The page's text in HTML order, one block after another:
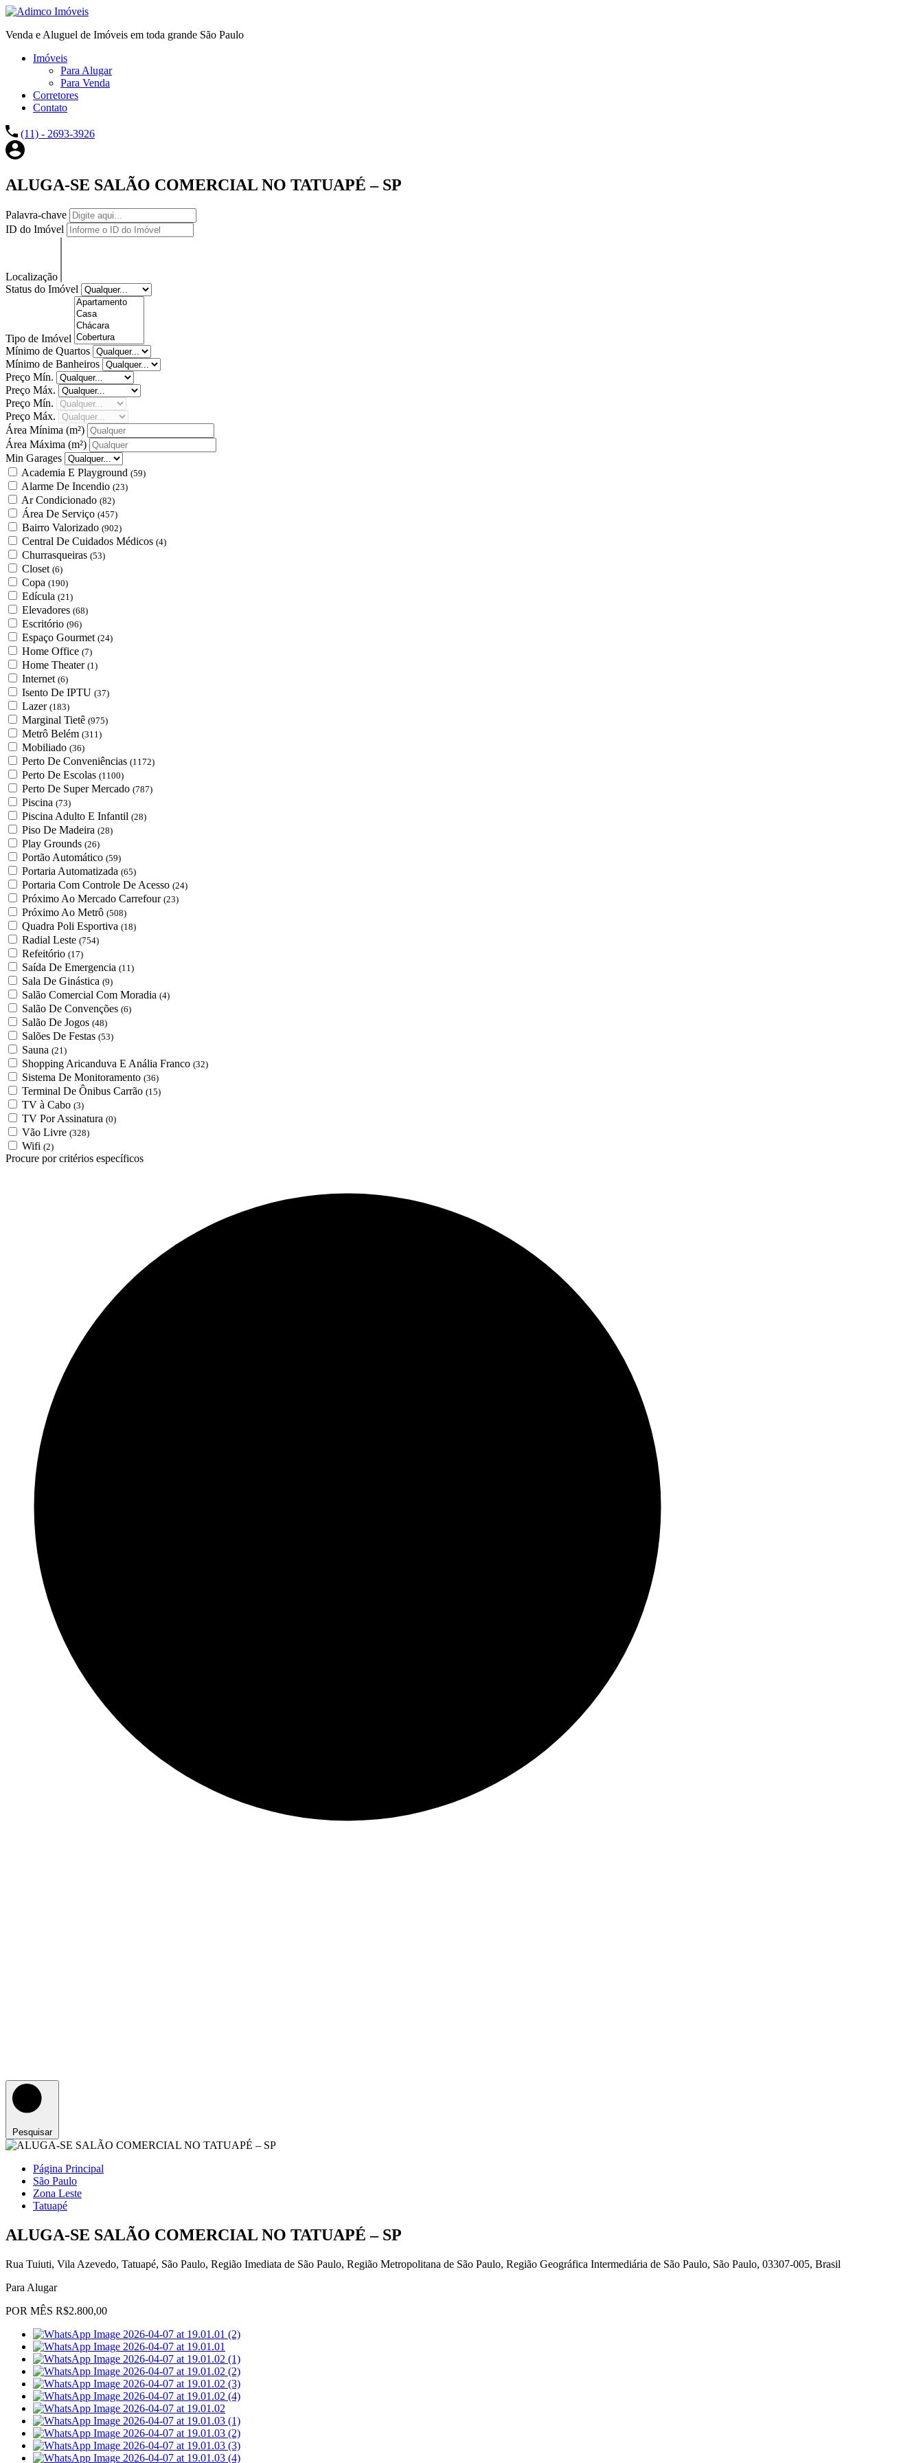
Venda e Aluguel de Imóveis em toda grande São Paulo
Imóveis
Para Alugar
Para Venda
Corretores
Contato
(11) - 2693-3926
ALUGA-SE SALÃO COMERCIAL NO TATUAPÉ – SP
Palavra-chave
ID do Imóvel
Localização
Status do Imóvel
Tipo de Imóvel
Mínimo de Quartos
Mínimo de Banheiros
Preço Mín.
Preço Máx.
Preço Mín.
Preço Máx.
Área Mínima (m²)
Área Máxima (m²)
Min Garages
Academia E Playground (59)
Alarme De Incendio (23)
Ar Condicionado (82)
Área De Serviço (457)
Bairro Valorizado (902)
Central De Cuidados Médicos (4)
Churrasqueiras (53)
Closet (6)
Copa (190)
Edícula (21)
Elevadores (68)
Escritório (96)
Espaço Gourmet (24)
Home Office (7)
Home Theater (1)
Internet (6)
Isento De IPTU (37)
Lazer (183)
Marginal Tietê (975)
Metrô Belém (311)
Mobiliado (36)
Perto De Conveniências (1172)
Perto De Escolas (1100)
Perto De Super Mercado (787)
Piscina (73)
Piscina Adulto E Infantil (28)
Piso De Madeira (28)
Play Grounds (26)
Portão Automático (59)
Portaria Automatizada (65)
Portaria Com Controle De Acesso (24)
Próximo Ao Mercado Carrefour (23)
Próximo Ao Metrô (508)
Quadra Poli Esportiva (18)
Radial Leste (754)
Refeitório (17)
Saída De Emergencia (11)
Sala De Ginástica (9)
Salão Comercial Com Moradia (4)
Salão De Convenções (6)
Salão De Jogos (48)
Salões De Festas (53)
Sauna (21)
Shopping Aricanduva E Anália Franco (32)
Sistema De Monitoramento (36)
Terminal De Ônibus Carrão (15)
TV à Cabo (3)
TV Por Assinatura (0)
Vão Livre (328)
Wifi (2)
Procure por critérios específicos
Pesquisar
Página Principal
São Paulo
Zona Leste
Tatuapé
ALUGA-SE SALÃO COMERCIAL NO TATUAPÉ – SP
Rua Tuiuti, Vila Azevedo, Tatuapé, São Paulo, Região Imediata de São Paulo, Região Metropolitana de São Paulo, Região Geográfica Intermediária de São Paulo, São Paulo, 03307-005, Brasil
Para Alugar
POR MÊS R$2.800,00